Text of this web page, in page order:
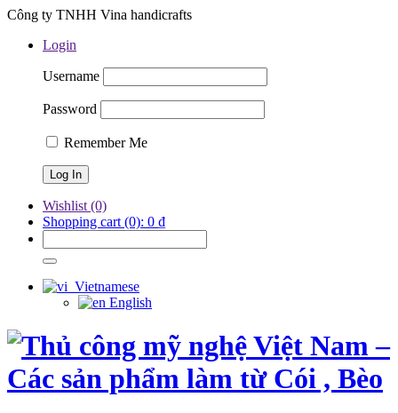
Công ty TNHH Vina handicrafts
Login
Username
Password
Remember Me
Wishlist (0)
Shopping cart (0): 0 ₫
Vietnamese
English